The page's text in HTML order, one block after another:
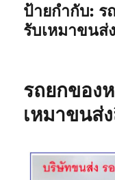
ป้ายกำกับ: ร
รับเหมาขนส่
รถยกของ
เหมาขนส่